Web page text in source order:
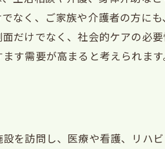
なく、ご家族や介護者の方に
だけでなく、社会的ケアの必
す需要が高まると考えられます
を訪問し、医療や看護、リハ